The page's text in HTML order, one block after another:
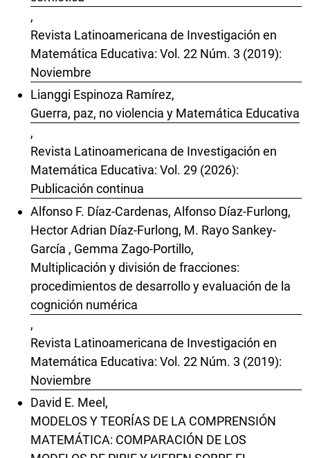
,
Revista Latinoamericana de Investigación en
Matemática Educativa: Vol. 22 Núm. 3 (2019):
Noviembre
Lianggi Espinoza Ramírez,
Guerra, paz, no violencia y Matemática Educativa
,
Revista Latinoamericana de Investigación en
Matemática Educativa: Vol. 29 (2026):
Publicación continua
Alfonso F. Díaz-Cardenas, Alfonso Díaz-Furlong,
Hector Adrian Díaz-Furlong, M. Rayo Sankey-
García , Gemma Zago-Portillo,
Multiplicación y división de fracciones:
procedimientos de desarrollo y evaluación de la
cognición numérica
,
Revista Latinoamericana de Investigación en
Matemática Educativa: Vol. 22 Núm. 3 (2019):
Noviembre
David E. Meel,
MODELOS Y TEORÍAS DE LA COMPRENSIÓN
MATEMÁTICA: COMPARACIÓN DE LOS